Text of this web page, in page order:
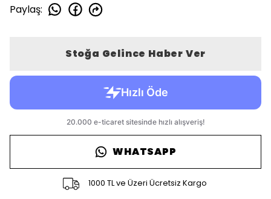
Paylaş:
Stoğa Gelince Haber Ver
WHATSAPP
1000 TL ve Üzeri Ücretsiz Kargo